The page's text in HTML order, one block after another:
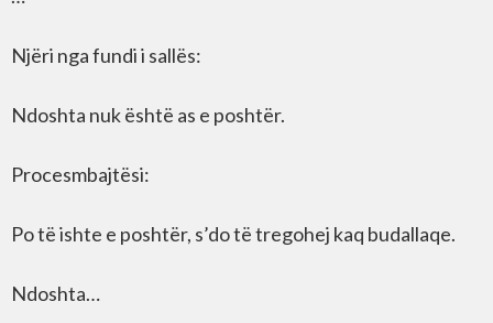
Njëri nga fundi i sallës:
Ndoshta nuk është as e poshtër.
Procesmbajtësi:
Po të ishte e poshtër, s’do të tregohej kaq budallaqe.
Ndoshta…